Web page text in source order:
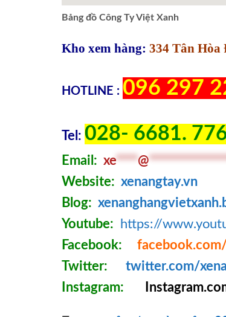
Bảng đồ Công Ty Việt Xanh
Kho xem hàng: 334 Tân
HOTLINE : 096 297
Tel: 028- 6681.
Email: xe****@
Website: xenangtay.vn
Blog:
Youtube:
https://
Facebook:
Twitter:
twitter.com/
Instagram: